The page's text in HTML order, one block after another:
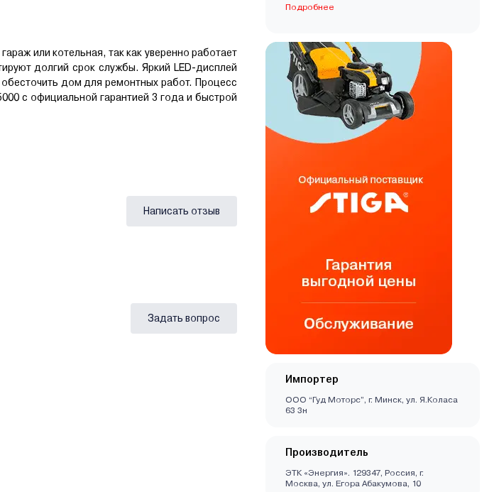
или котельная, так как уверенно работает
долгий срок службы. Яркий LED-дисплей
дом для ремонтных работ. Процесс
с официальной гарантией 3 года и быстрой
Написать отзыв
Задать вопрос
Подробнее
Импортер
ООО “Гуд Моторс”, г. Минск, ул. Я.Коласа
63 3н
Производитель
ЭТК «Энергия». 129347, Россия, г.
Москва, ул. Егора Абакумова, 10